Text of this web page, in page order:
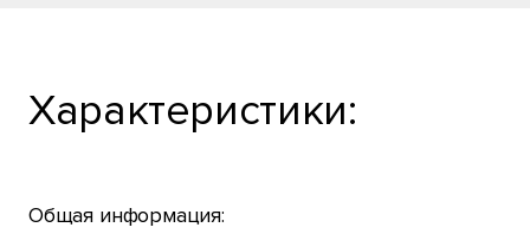
Характеристики:
Общая информация: